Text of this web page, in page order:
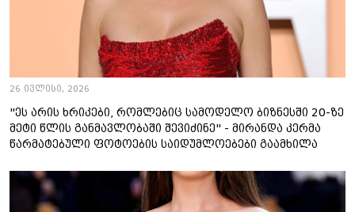
26 ივლისი, 2026
"ეს არის ხრიკები, რომლებიც სამოდელო ბიზნესში 20-ზე
მეტი წლის განმავლობაში შევიძინე" - მირანდა კერმა
წარმატებული ფოტოების საიდუმლოებები გაამხილა